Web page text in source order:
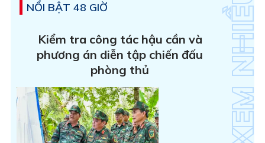
NỔI BẬT 48 GIỜ
Kiểm tra công tác hậu cần và
phương án diễn tập chiến đấu
phòng thủ